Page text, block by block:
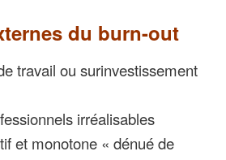
du burn-out
travail ou surinvestissement
irréalisables
et monotone « dénué de